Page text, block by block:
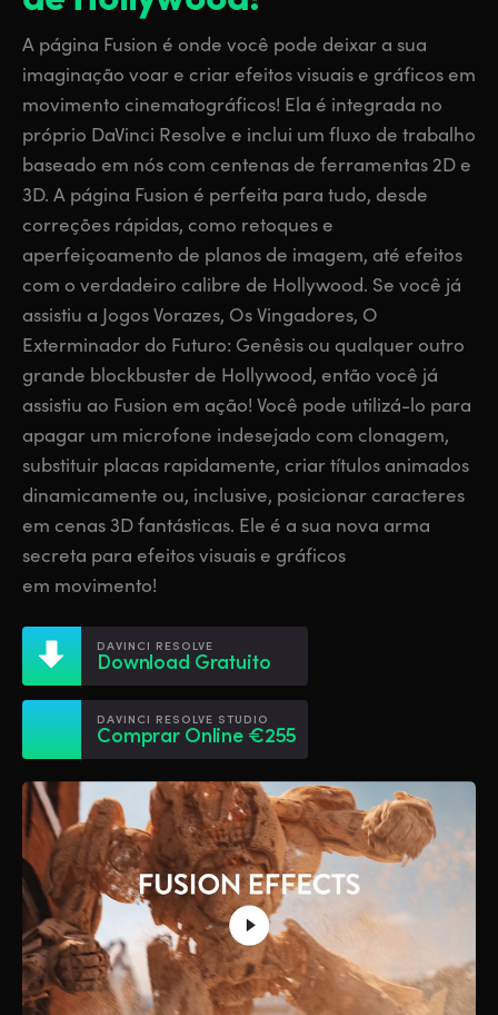
Fusion
Fairlight
Colaboração
Teclado
Painéis
Consoles
Studio
Mídias
Treinamento
Especificações
France
Germany
Hong Kong SAR, China
India
Italy
Japan
Korea
Mexico
Netherlands
New Zealand
Norway
Poland
Portugal
Singapore
South Africa
Spain
Sweden
Chinese Taipei
Turkey
France
Germany
Hong Kong SAR, China
India
Italy
Japan
Korea
Mexico
Netherlands
New Zealand
Norway
Poland
Portugal
Singapore
South Africa
Spain
Sweden
Chinese Taipei
Turkey
A página Fusion é onde você pode deixar a sua
imaginação voar e criar efeitos visuais e gráficos em
movimento cinematográficos! Ela é integrada no
próprio DaVinci Resolve e inclui um fluxo de trabalho
baseado em nós com centenas de ferramentas 2D e
3D. A página Fusion é perfeita para tudo, desde
correções rápidas, como retoques e
aperfeiçoamento de planos de imagem, até efeitos
com o verdadeiro calibre de Hollywood. Se você já
assistiu a Jogos Vorazes, Os Vingadores, O
Exterminador do Futuro: Genêsis ou qualquer outro
grande blockbuster de Hollywood, então você já
assistiu ao Fusion em ação! Você pode utilizá-lo para
apagar um microfone indesejado com clonagem,
substituir placas rapidamente, criar títulos animados
dinamicamente ou, inclusive, posicionar caracteres
em cenas 3D fantásticas. Ele é a sua nova arma
secreta para efeitos visuais e gráficos
em movimento!
DAVINCI RESOLVE
Download Gratuito
DAVINCI RESOLVE STUDIO
Comprar Online €255